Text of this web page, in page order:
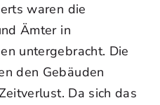
waren die
Ämter in
untergebracht. Die
den Gebäuden
Da sich das